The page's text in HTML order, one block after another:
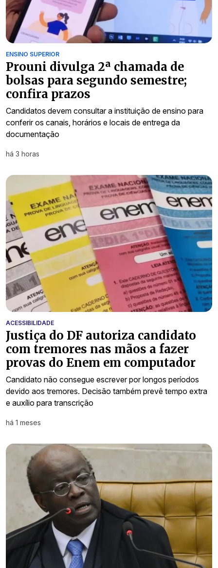
ENSINO SUPERIOR
Prouni divulga 2ª chamada de
bolsas para segundo semestre;
confira prazos
Candidatos devem consultar a instituição de ensino para
conferir os canais, horários e locais de entrega da
documentação
há 3 horas
ACESSIBILIDADE
Justiça do DF autoriza candidato
com tremores nas mãos a fazer
provas do Enem em computador
Candidato não consegue escrever por longos períodos
devido aos tremores. Decisão também prevê tempo extra
e auxílio para transcrição
há 1 meses